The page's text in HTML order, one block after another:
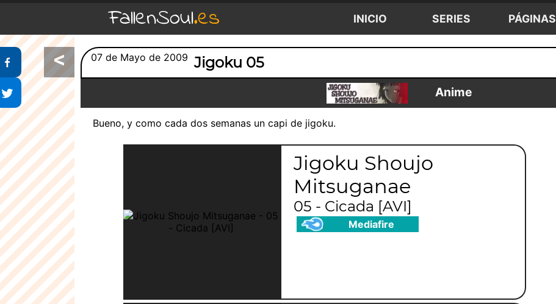
FallenSoul.es INICIO SERIES PÁGINAS
<
Compartir en Facebook
Compartir en Twitter
07 de Mayo de 2009 Jigoku 05
Anime
Bueno, y como cada dos semanas un capi de jigoku.
Jigoku Shoujo
Mitsuganae
05 - Cicada [AVI]
Mediafire